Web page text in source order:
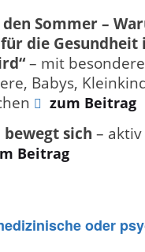
Sommer –
die
– mit
Babys,
zum Beitrag
sich –
Beitrag
oder